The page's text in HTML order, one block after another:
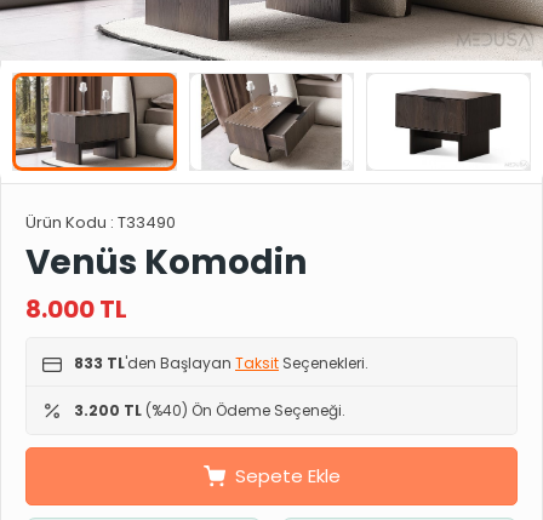
Ürün Kodu : T33490
Venüs Komodin
8.000TL
833 TL'den Başlayan Taksit Seçenekleri.
3.200 TL (%40) Ön Ödeme Seçeneği.
Sepete Ekle